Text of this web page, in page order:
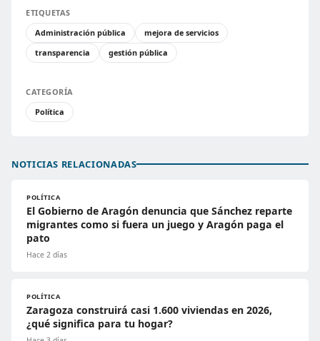
ETIQUETAS
Administración pública
mejora de servicios
transparencia
gestión pública
CATEGORÍA
Política
NOTICIAS RELACIONADAS
POLÍTICA
El Gobierno de Aragón denuncia que Sánchez reparte
migrantes como si fuera un juego y Aragón paga el
pato
Hace 2 días
POLÍTICA
Zaragoza construirá casi 1.600 viviendas en 2026,
¿qué significa para tu hogar?